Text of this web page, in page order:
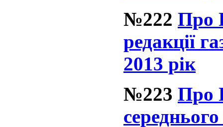
№222 Про
редакції
2013 рік
№223 Про